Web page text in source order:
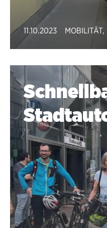
11.10.2023 MOBILITÄT,